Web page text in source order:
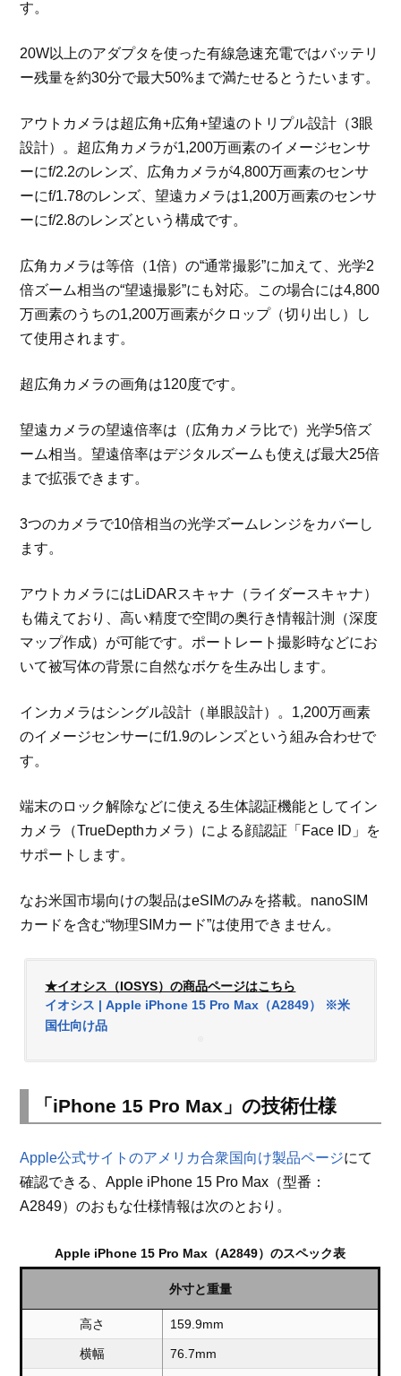
す。
20W以上のアダプタを使った有線急速充電ではバッテリ
ー残量を約30分で最大50%まで満たせるとうたいます。
アウトカメラは超広角+広角+望遠のトリプル設計（3眼
設計）。超広角カメラが1,200万画素のイメージセンサ
ーにf/2.2のレンズ、広角カメラが4,800万画素のセンサ
ーにf/1.78のレンズ、望遠カメラは1,200万画素のセンサ
ーにf/2.8のレンズという構成です。
広角カメラは等倍（1倍）の“通常撮影”に加えて、光学2
倍ズーム相当の“望遠撮影”にも対応。この場合には4,800
万画素のうちの1,200万画素がクロップ（切り出し）し
て使用されます。
超広角カメラの画角は120度です。
望遠カメラの望遠倍率は（広角カメラ比で）光学5倍ズ
ーム相当。望遠倍率はデジタルズームも使えば最大25倍
まで拡張できます。
3つのカメラで10倍相当の光学ズームレンジをカバーし
ます。
アウトカメラにはLiDARスキャナ（ライダースキャナ）
も備えており、高い精度で空間の奥行き情報計測（深度
マップ作成）が可能です。ポートレート撮影時などにお
いて被写体の背景に自然なボケを生み出します。
インカメラはシングル設計（単眼設計）。1,200万画素
のイメージセンサーにf/1.9のレンズという組み合わせで
す。
端末のロック解除などに使える生体認証機能としてイン
カメラ（TrueDepthカメラ）による顔認証「Face ID」を
サポートします。
なお米国市場向けの製品はeSIMのみを搭載。nanoSIM
カードを含む“物理SIMカード”は使用できません。
★イオシス（IOSYS）の商品ページはこちら
イオシス | Apple iPhone 15 Pro Max（A2849） ※米
国仕向け品
「iPhone 15 Pro Max」の技術仕様
Apple公式サイトのアメリカ合衆国向け製品ページにて
確認できる、Apple iPhone 15 Pro Max（型番：
A2849）のおもな仕様情報は次のとおり。
Apple iPhone 15 Pro Max（A2849）のスペック表
外寸と重量
高さ 159.9mm
横幅 76.7mm